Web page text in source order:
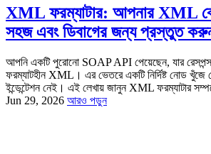
XML ফরম্যাটার: আপনার XML
সহজ এবং ডিবাগের জন্য প্রস্তুত
আপনি একটি পুরোনো SOAP API পেয়েছেন, যার
ফরম্যাটহীন XML। এর ভেতরে একটি নির্দিষ্ট নোড
ইন্ডেন্টেশন নেই। এই লেখায় জানুন XML ফরম্যাটার
Jun 29, 2026 আরও পড়ুন